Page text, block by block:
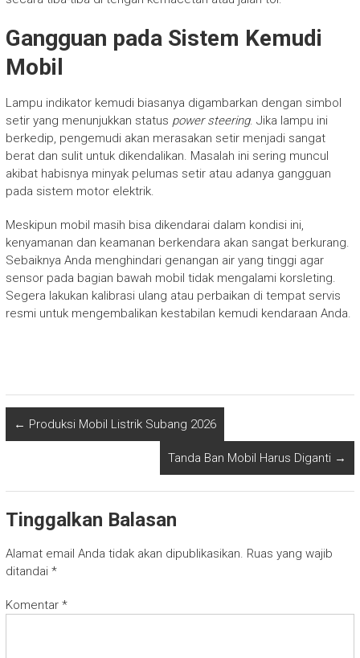
Gangguan pada Sistem Kemudi
Mobil
Lampu indikator kemudi biasanya digambarkan dengan simbol
setir yang menunjukkan status power steering. Jika lampu ini
berkedip, pengemudi akan merasakan setir menjadi sangat
berat dan sulit untuk dikendalikan. Masalah ini sering muncul
akibat habisnya minyak pelumas setir atau adanya gangguan
pada sistem motor elektrik.
Meskipun mobil masih bisa dikendarai dalam kondisi ini,
kenyamanan dan keamanan berkendara akan sangat berkurang.
Sebaiknya Anda menghindari genangan air yang tinggi agar
sensor pada bagian bawah mobil tidak mengalami korsleting.
Segera lakukan kalibrasi ulang atau perbaikan di tempat servis
resmi untuk mengembalikan kestabilan kemudi kendaraan Anda.
← Produksi Mobil Listrik Subang 2026
Tanda Ban Mobil Harus Diganti →
Tinggalkan Balasan
Alamat email Anda tidak akan dipublikasikan. Ruas yang wajib
ditandai *
Komentar *